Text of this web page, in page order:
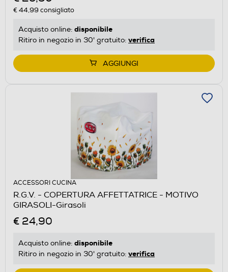
€ 44,99 consigliato
Acquisto online: disponibile
Ritiro in negozio in 30' gratuito: verifica
AGGIUNGI
ACCESSORI CUCINA
R.G.V. - COPERTURA AFFETTATRICE - MOTIVO
GIRASOLI-Girasoli
€ 24,90
Acquisto online: disponibile
Ritiro in negozio in 30' gratuito: verifica